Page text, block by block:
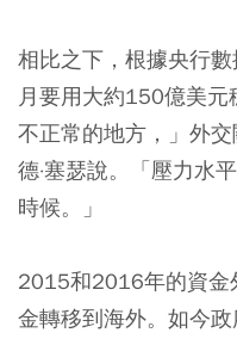
相比之下，根據央行
月要用大約150億美
不正常的地方，」外
德·塞瑟說。「壓力水
時候。」
2015和2016年的資金
金轉移到海外。如今